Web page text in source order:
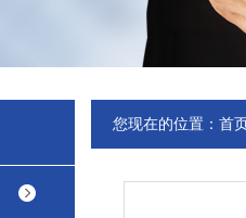
您现在的位置： 首